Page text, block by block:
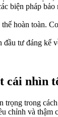
biện pháp
hoàn toàn.
tư đáng kể
cái nhìn
trong
và